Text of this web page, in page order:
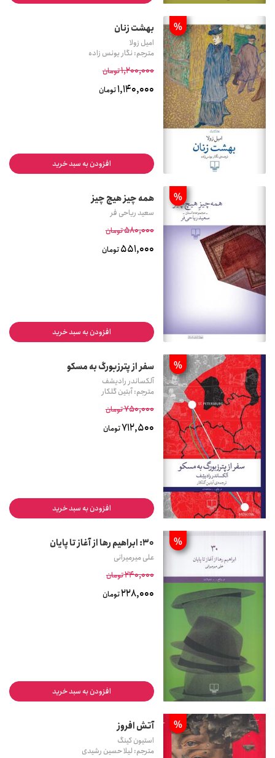
% بهشت زنان
امیل زولا
مترجم: نگار یونس زاده
1,200,000تومان
1,140,000تومان
افزودن به سبد خرید
% همه چیز هیچ چیز
سعید ریاحی فر
580,000تومان
551,000تومان
افزودن به سبد خرید
% سفر از پترزبورگ به مسکو
آلکساندر رادیشف
مترجم: آبتین گلکار
750,000تومان
712,500تومان
افزودن به سبد خرید
% 30: ابراهیم رها از آغاز تا پایان
علی میرمیرانی
240,000تومان
228,000تومان
افزودن به سبد خرید
% آتش افروز
استیون کینگ
مترجم: لیلا حسین رشیدی